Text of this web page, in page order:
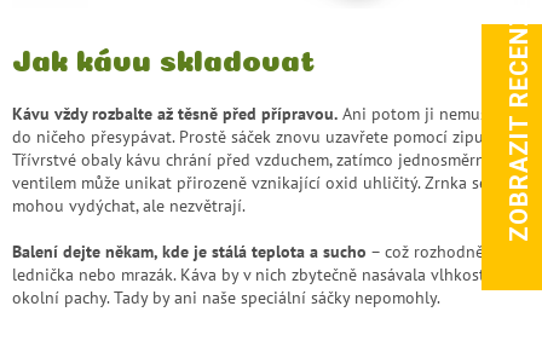
Jak kávu skladovat
Kávu vždy rozbalte až těsně před přípravou. Ani potom ji nemusíte
do ničeho přesypávat. Prostě sáček znovu uzavřete pomocí zipu.
Třívrstvé obaly kávu chrání před vzduchem, zatímco jednosměrným
ventilem může unikat přirozeně vznikající oxid uhličitý. Zrnka se tak
mohou vydýchat, ale nezvětrají.
Balení dejte někam, kde je stálá teplota a sucho – což rozhodně není
lednička nebo mrazák. Káva by v nich zbytečně nasávala vlhkost a
okolní pachy. Tady by ani naše speciální sáčky nepomohly.
ZOBRAZIT RECENZE